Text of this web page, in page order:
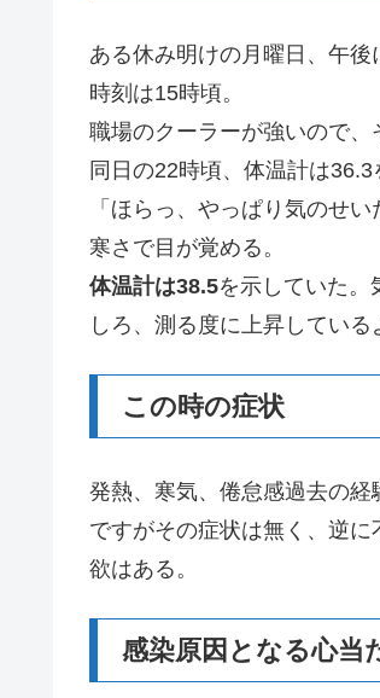
ある休み明けの月曜日、午後
時刻は15時頃。
職場のクーラーが強いので、
同日の22時頃、体温計は36.3
「ほらっ、やっぱり気のせ
寒さで目が覚める。
体温計は38.5を示していた。
しろ、測る度に上昇してい
この時の症状
発熱、寒気、倦怠感過去の
ですがその症状は無く、逆
欲はある。
感染原因となる心当